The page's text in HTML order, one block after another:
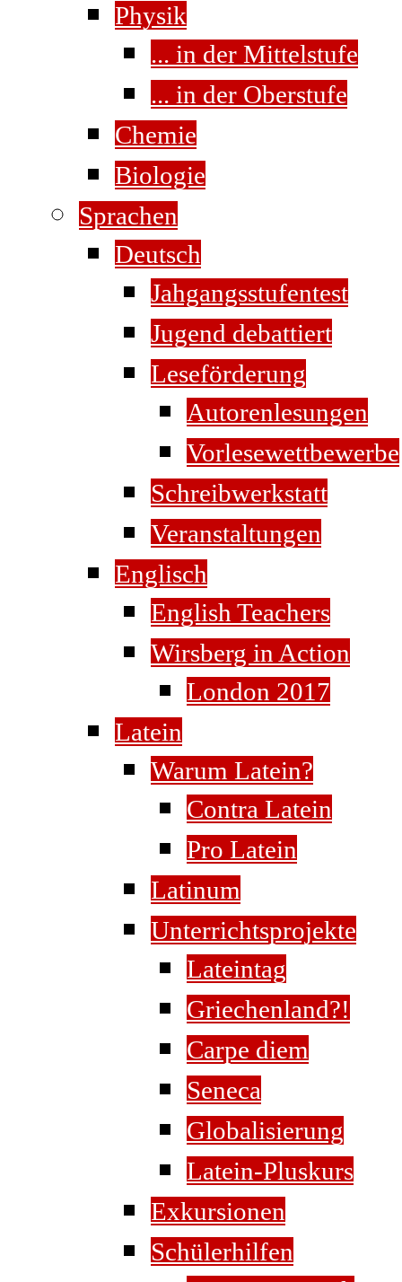
Physik
... in der Mittelstufe
... in der Oberstufe
Chemie
Biologie
Sprachen
Deutsch
Jahgangsstufentest
Jugend debattiert
Leseförderung
Autorenlesungen
Vorlesewettbewerbe
Schreibwerkstatt
Veranstaltungen
Englisch
English Teachers
Wirsberg in Action
London 2017
Latein
Warum Latein?
Contra Latein
Pro Latein
Latinum
Unterrichtsprojekte
Lateintag
Griechenland?!
Carpe diem
Seneca
Globalisierung
Latein-Pluskurs
Exkursionen
Schülerhilfen